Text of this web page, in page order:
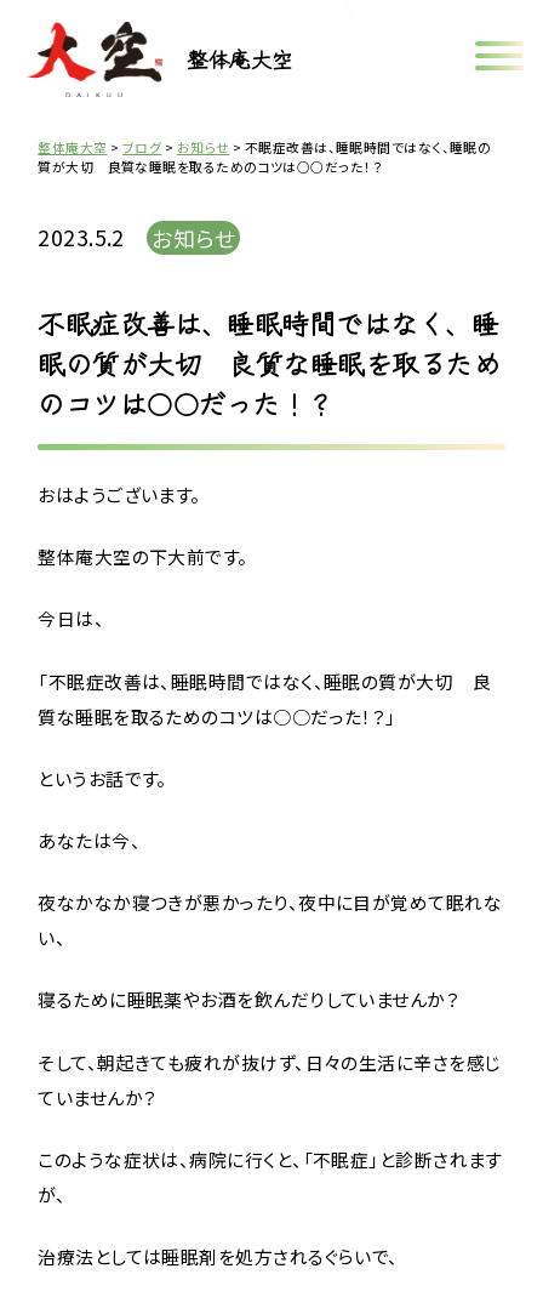
整体庵大空
整体庵大空 > ブログ > お知らせ > 不眠症改善は、睡眠時間ではなく、睡眠の
質が大切 良質な睡眠を取るためのコツは○○だった！？
2023.5.2 お知らせ
不眠症改善は、睡眠時間ではなく、睡
眠の質が大切 良質な睡眠を取るため
のコツは○○だった！？
おはようございます。
整体庵大空の下大前です。
今日は、
「不眠症改善は、睡眠時間ではなく、睡眠の質が大切 良
質な睡眠を取るためのコツは○○だった！？」
というお話です。
あなたは今、
夜なかなか寝つきが悪かったり、夜中に目が覚めて眠れな
い、
寝るために睡眠薬やお酒を飲んだりしていませんか？
そして、朝起きても疲れが抜けず、日々の生活に辛さを感じ
ていませんか？
このような症状は、病院に行くと、「不眠症」と診断されます
が、
治療法としては睡眠剤を処方されるぐらいで、